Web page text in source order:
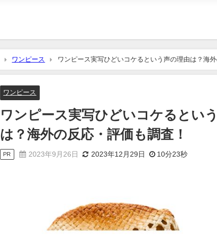
ワンピース
ワンピース実写ひどいコケるという声の理由は？海
ワンピース
ワンピース実写ひどいコケるとい
は？海外の反応・評価も調査！
PR 2023年9月26日 2023年12月29日 10分23秒